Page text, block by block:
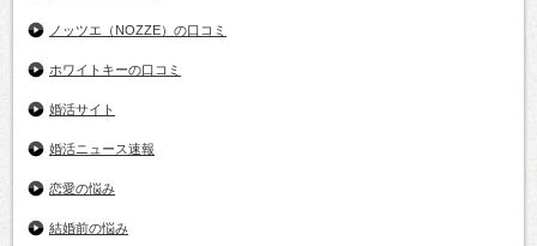
ノッツエ（NOZZE）の口コミ
ホワイトキーの口コミ
婚活サイト
婚活ニュース速報
恋愛の悩み
結婚前の悩み